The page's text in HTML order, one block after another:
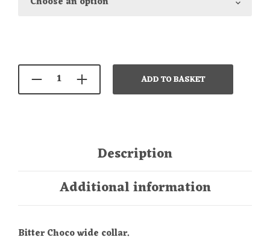
ADD TO BASKET
Description
Additional information
Bitter Choco wide collar.